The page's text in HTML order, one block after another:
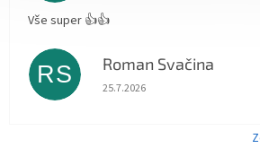
Vše super 👍👍
RS Roman Svačina
Hodnocení obchodu je 5 z 5
25.7.2026